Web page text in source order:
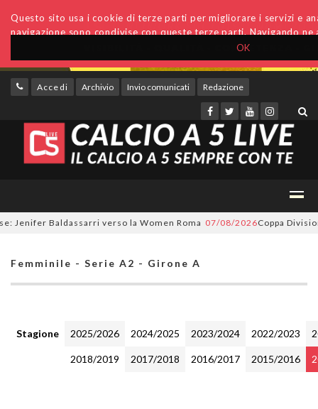
OK
Questo sito usa i cookie di terze parti per migliorare i servizi e
navigazione sono condivise con queste terze parti. Navigando
Accedi Archivio Invio comunicati Redazione
Baldassarri verso la Women Roma 07/08/2026Coppa
Femminile - Serie A2 - Girone A
Stagione 2025/2026 2024/2025 2023/2024 2022/2023
2018/2019 2017/2018 2016/2017 2015/2016